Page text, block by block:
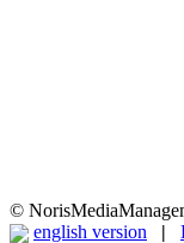
©
english version
|